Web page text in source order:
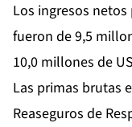
Los ingresos
fueron de 9,5
10,0 millones de
Las primas brutas
Reaseguros de